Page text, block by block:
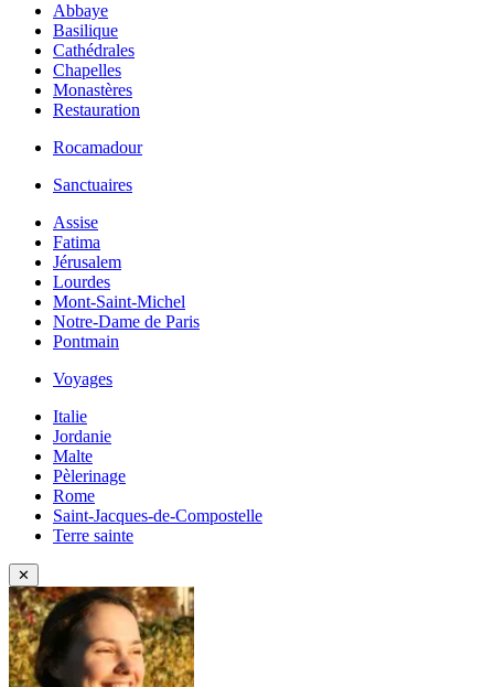
Abbaye
Basilique
Cathédrales
Chapelles
Monastères
Restauration
Rocamadour
Sanctuaires
Assise
Fatima
Jérusalem
Lourdes
Mont-Saint-Michel
Notre-Dame de Paris
Pontmain
Voyages
Italie
Jordanie
Malte
Pèlerinage
Rome
Saint-Jacques-de-Compostelle
Terre sainte
✕